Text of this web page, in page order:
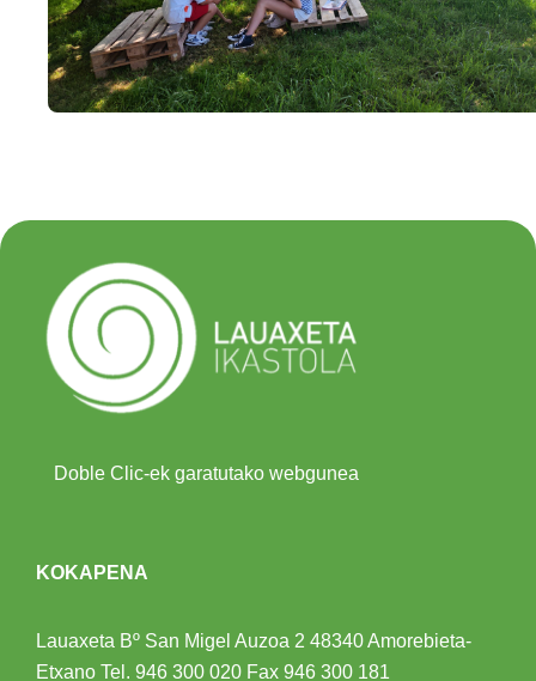
Doble Clic-ek garatutako webgunea
KOKAPENA
Lauaxeta Bº San Migel Auzoa 2 48340 Amorebieta-
Etxano Tel. 946 300 020 Fax 946 300 181